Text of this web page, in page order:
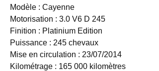
Modèle : Cayenne
Motorisation : 3.0 V6 D 245
Finition : Platinium Edition
Puissance : 245 chevaux
Mise en circulation : 23/07/2014
Kilométrage : 165 000 kilomètres